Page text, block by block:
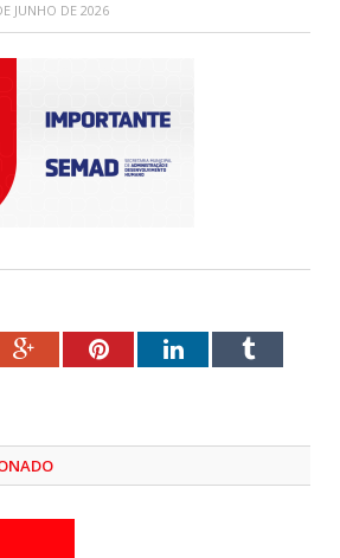
JUNHO DE 2026
Google+PinterestLinkedInTumblr